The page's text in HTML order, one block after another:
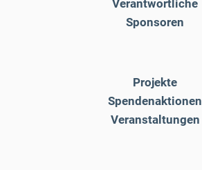
Verantwortliche
Sponsoren
Projekte
Spendenaktionen
Veranstaltungen